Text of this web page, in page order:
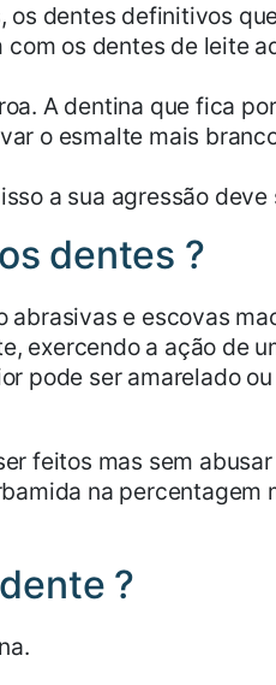
os dentes definitivos
os dentes de leite
A dentina que fica
o esmalte mais
a sua agressão
dentes ?
e escovas
exercendo a ação de
pode ser amarelado
feitos mas sem
na percentagem
?